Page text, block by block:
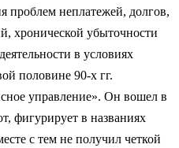
проблем неплатежей, долгов,
хронической убыточности
в условиях
половине 90-х гг.
управление». Он вошел в
фигурирует в названиях
с тем не получил четкой